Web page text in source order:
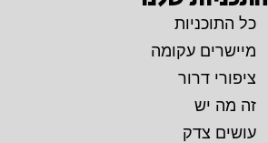
כל התוכניות
מיישרים עקומה
ציפורי דרור
זה מה יש
עושים צדק